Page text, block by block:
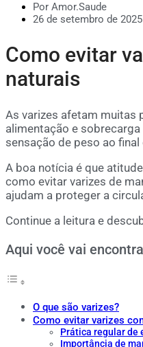
Por Amor.Saude
26 de setembro de 2025
Como evitar
naturais
As varizes afetam muitas
alimentação e
sensação de peso ao final
A boa notícia é que
como evitar varizes de
ajudam a proteger a
Continue a leitura e
Aqui você vai
O que são varizes?
Como evitar varizes
Prática regular de
Importância de